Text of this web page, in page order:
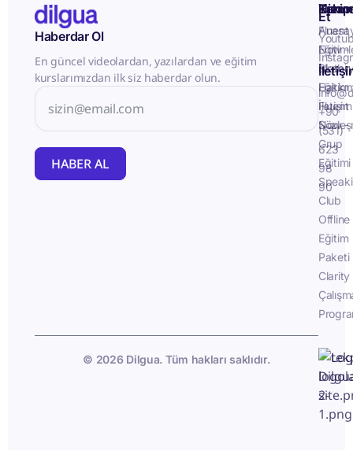
Haberdar Ol
En güncel videolardan, yazılardan ve eğitim
kurslarımızdan ilk siz haberdar olun.
HABER AL
İletişim
Fluent
Now -
Birebir
Eğitim
Fluent
Now -
Grup
Eğitimi
Club
Offline
Eğitim
Paketi
Clarity
Takip
Et
+90
(531)
623
98
90
© 2026 Dilgua. Tüm hakları saklıdır.